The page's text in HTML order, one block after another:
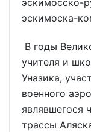
эскимосско-
эскимоска-
В годы
учителя и
Уназика,
военного
являвшегося
трассы